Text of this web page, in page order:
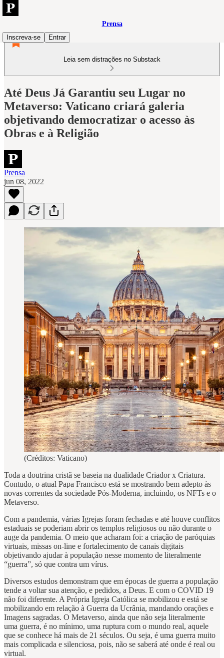
Prensa
Inscreva-se
Entrar
Leia sem distrações no Substack
Até Deus Já Garantiu seu Lugar no
Metaverso: Vaticano criará galeria
objetivando democratizar o acesso às
Obras e à Religião
Prensa
jun 08, 2022
(Créditos: Vaticano)
Toda a doutrina cristã se baseia na dualidade Criador x Criatura.
Contudo, o atual Papa Francisco está se mostrando bem adepto às
novas correntes da sociedade Pós-Moderna, incluindo, os NFTs e o
Metaverso.
Com a pandemia, várias Igrejas foram fechadas e até houve conflitos
estaduais se poderiam abrir os templos religiosos ou não durante o
auge da pandemia. O meio que acharam foi: a criação de paróquias
virtuais, missas on-line e fortalecimento de canais digitais
objetivando ajudar à população nesse momento de literalmente
“guerra”, só que contra um vírus.
Diversos estudos demonstram que em épocas de guerra a população
tende a voltar sua atenção, e pedidos, a Deus. E com o COVID 19
não foi diferente. A Própria Igreja Católica se mobilizou e está se
mobilizando em relação à Guerra da Ucrânia, mandando orações e
Imagens sagradas. O Metaverso, ainda que não seja literalmente
uma guerra, é no mínimo, uma ruptura com o mundo real, aquele
que se conhece há mais de 21 séculos. Ou seja, é uma guerra muito
mais complicada e silenciosa, pois, não se saberá até onde é real ou
virtual.